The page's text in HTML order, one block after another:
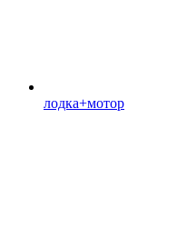
лодка+мотор